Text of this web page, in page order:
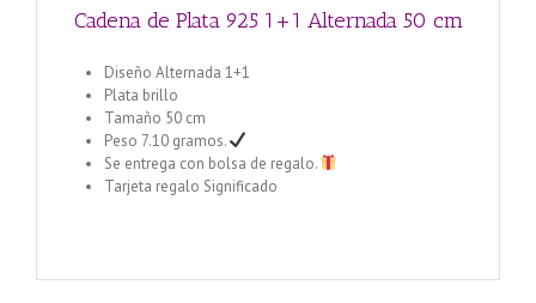
Cadena de Plata 925 1+1 Alternada 50 cm
Diseño Alternada 1+1
Plata brillo
Tamaño 50 cm
Peso 7.10 gramos.
Se entrega con bolsa de regalo.
Tarjeta regalo Significado